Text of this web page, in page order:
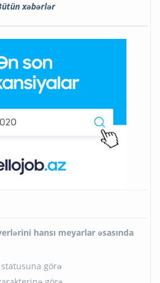
xəbərlər
hansı meyarlar əsasında
görə